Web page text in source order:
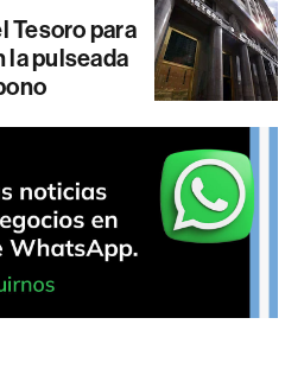
Tesoro para
la pulseada